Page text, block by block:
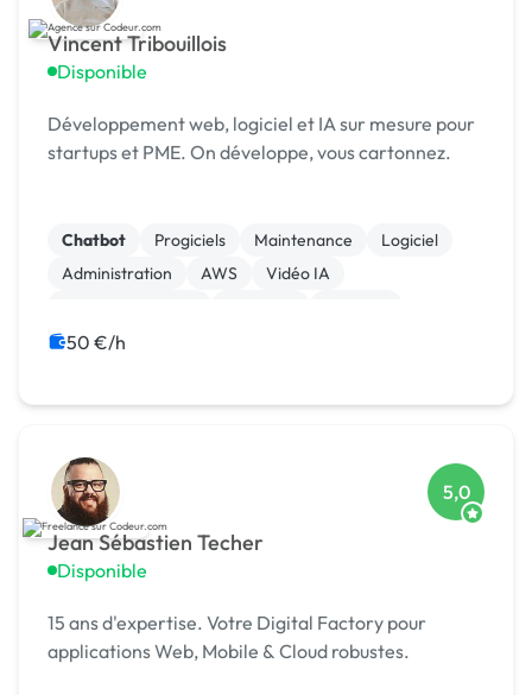
Vincent Tribouillois
Disponible
Développement web, logiciel et IA sur mesure pour
startups et PME. On développe, vous cartonnez.
Chatbot Progiciels Maintenance
Logiciel
Administration
AWS
Vidéo IA
50 €/h
Jean Sébastien Techer
Disponible
5,0
15 ans d'expertise. Votre Digital Factory pour
applications Web, Mobile & Cloud robustes.